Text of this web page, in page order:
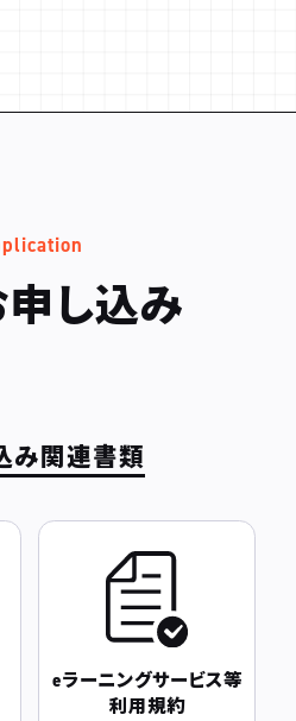
し込み
み関連書類
eラーニングサービス等
利用規約